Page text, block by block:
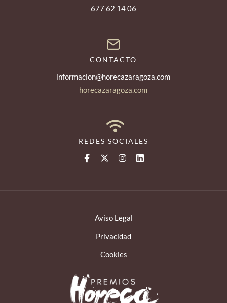
677 62 14 06
CONTACTO
informacion@horecazaragoza.com
horecazaragoza.com
REDES SOCIALES
Aviso Legal
Privacidad
Cookies